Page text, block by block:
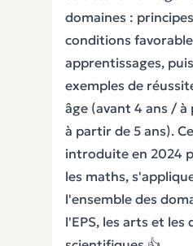
domaines :
conditions
apprentissages,
exemples de
âge (avant 4 ans /
à partir de 5 ans).
introduite en 2024
les maths,
l'ensemble des
l'EPS, les arts et les